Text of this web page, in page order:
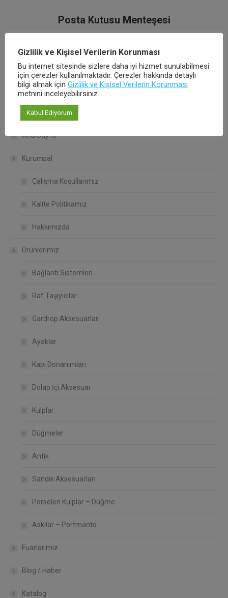
Posta Kutusu Menteşesi
Ürünlerimiz
Ana Sayfa
Kurumsal
Çalışma Koşullarımız
Kalite Politikamız
Hakkımızda
Ürünlerimiz
Bağlantı Sistemleri
Raf Taşıyıcılar
Gardrop Aksesuarları
Ayaklar
Kapı Donanımları
Dolap İçi Aksesuar
Kulplar
Düğmeler
Antik
Sandık Aksesuarları
Porselen Kulplar – Düğme
Askılar – Portmanto
Fuarlarımız
Blog / Haber
Katalog
Gizlilik ve Kişisel Verilerin Korunması
Bu internet sitesinde sizlere daha iyi hizmet sunulabilmesi
için çerezler kullanılmaktadır. Çerezler hakkında detaylı
bilgi almak için Gizlilik ve Kişisel Verilerin Korunması
metnini inceleyebilirsiniz.
Kabul Ediyorum